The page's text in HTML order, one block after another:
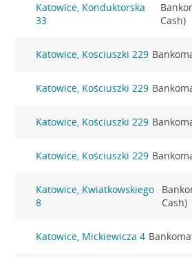
Katowice, Konduktorska
33
Cash)
Katowice, Kosciuszki 229
Katowice, Kościuszki 229
Katowice, Kościuszki 229
Katowice, Kościuszki 229
Katowice, Kwiatkowskiego
8
Cash)
Katowice, Mickiewicza 4